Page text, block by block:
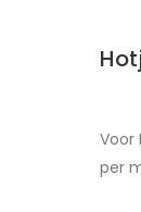
Voor
per